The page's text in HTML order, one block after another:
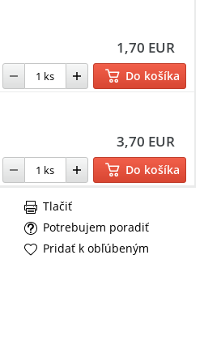
1,70 EUR
Do košíka
3,70 EUR
Do košíka
Potrebujem poradiť
Tlačiť
Pridať k obľúbeným